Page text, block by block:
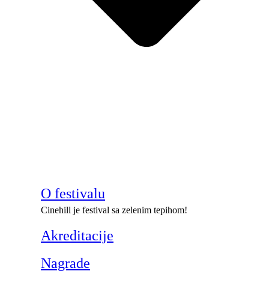
O festivalu
Cinehill je festival sa zelenim tepihom!
Akreditacije
Nagrade